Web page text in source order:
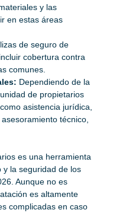
y las
en estas áreas
de seguro de
cobertura contra
comunes.
Dependiendo de la
de propietarios
asistencia jurídica,
técnico,
es una herramienta
y la seguridad de los
Aunque no es
es altamente
complicadas en caso